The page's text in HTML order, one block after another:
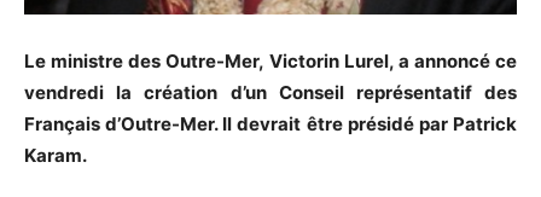
Le ministre des Outre-Mer, Victorin Lurel, a annoncé ce
vendredi la création d’un Conseil représentatif des
Français d’Outre-Mer. Il devrait être présidé par Patrick
Karam.